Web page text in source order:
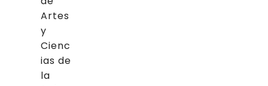
Artes
y
Cienc
ias de
la